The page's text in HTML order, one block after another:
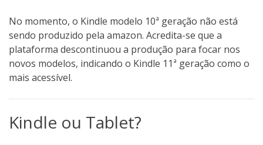
No momento, o Kindle modelo 10ª geração não está
sendo produzido pela amazon. Acredita-se que a
plataforma descontinuou a produção para focar nos
novos modelos, indicando o Kindle 11ª geração como o
mais acessível.
Kindle ou Tablet?